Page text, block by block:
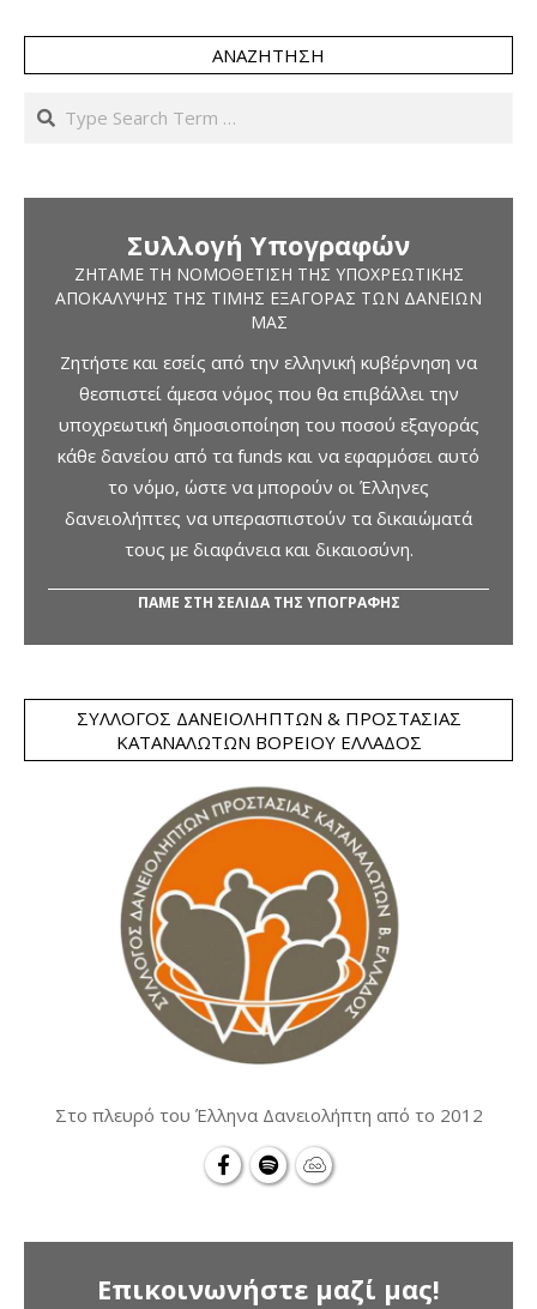
ΑΝΑΖΉΤΗΣΗ
Search
Συλλογή Υπογραφών
ΖΗΤΆΜΕ ΤΗ ΝΟΜΟΘΈΤΙΣΗ ΤΗΣ ΥΠΟΧΡΕΩΤΙΚΉΣ
ΑΠΟΚΆΛΥΨΗΣ ΤΗΣ ΤΙΜΉΣ ΕΞΑΓΟΡΆΣ ΤΩΝ ΔΑΝΕΊΩΝ
ΜΑΣ
Ζητήστε και εσείς από την ελληνική κυβέρνηση να
θεσπιστεί άμεσα νόμος που θα επιβάλλει την
υποχρεωτική δημοσιοποίηση του ποσού εξαγοράς
κάθε δανείου από τα funds και να εφαρμόσει αυτό
το νόμο, ώστε να μπορούν οι Έλληνες
δανειολήπτες να υπερασπιστούν τα δικαιώματά
τους με διαφάνεια και δικαιοσύνη.
ΠΑΜΕ ΣΤΗ ΣΕΛΙΔΑ ΤΗΣ ΥΠΟΓΡΑΦΗΣ
ΣΎΛΛΟΓΟΣ ΔΑΝΕΙΟΛΗΠΤΏΝ & ΠΡΟΣΤΑΣΊΑΣ
ΚΑΤΑΝΑΛΩΤΏΝ ΒΟΡΕΊΟΥ ΕΛΛΆΔΟΣ
Στο πλευρό του Έλληνα Δανειολήπτη από το 2012
Επικοινωνήστε μαζί μας!